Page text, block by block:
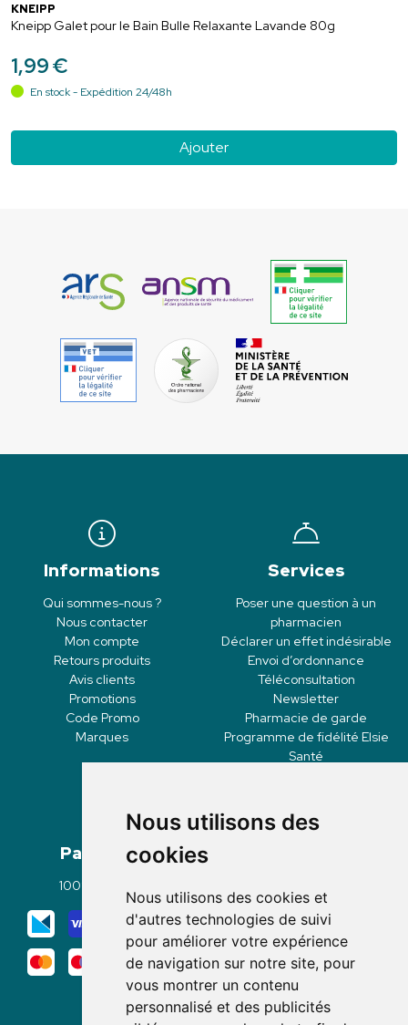
Nous utilisons des
cookies
Nous utilisons des cookies et
d'autres technologies de suivi
pour améliorer votre expérience
de navigation sur notre site, pour
vous montrer un contenu
personnalisé et des publicités
KNEIPP
Kneipp Galet pour le Bain Bulle Relaxante Lavande 80g
1,99€
En stock - Expédition 24/48h
Ajouter
Informations
Qui sommes-nous ?
Nous contacter
Mon compte
Retours produits
Avis clients
Promotions
Code Promo
Marques
Services
Poser une question à un
pharmacien
Déclarer un effet indésirable
Envoi d’ordonnance
Téléconsultation
Newsletter
Pharmacie de garde
Programme de fidélité Elsie
Santé
Paiement
100% sécurisé
Mode de livraison